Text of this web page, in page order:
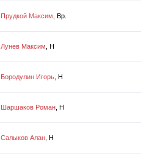
Прудкой Максим , Вр.
Лунев Максим , Н
Бородулин Игорь , Н
Шаршаков Роман , Н
Салыков Алан , Н